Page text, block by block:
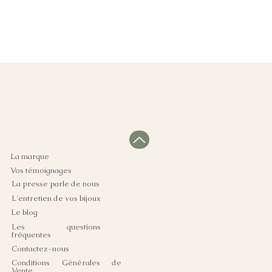
La marque
Vos témoignages
La presse parle de nous
L'entretien de vos bijoux
Le blog
Les questions
fréquentes
Contactez-nous
Conditions Générales de